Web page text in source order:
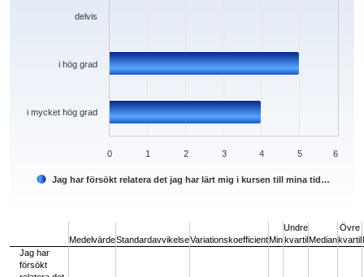
Jag har försökt relatera det jag har lärt mig i kursen till mina tid…
i mycket hög grad
i hög grad
delvis
0 1 2 3 4 5 6
MedelvärdeStandardavvikelseVariationskoefficientMin
Undre
kvartilMedian
Övre
kvartil
Jag har
försökt